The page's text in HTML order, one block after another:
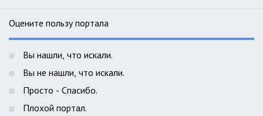
Оцените пользу портала
Вы нашли, что искали.
Вы не нашли, что искали.
Просто - Спасибо.
Плохой портал.